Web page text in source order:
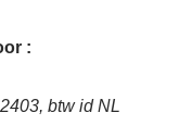
:
btw id NL